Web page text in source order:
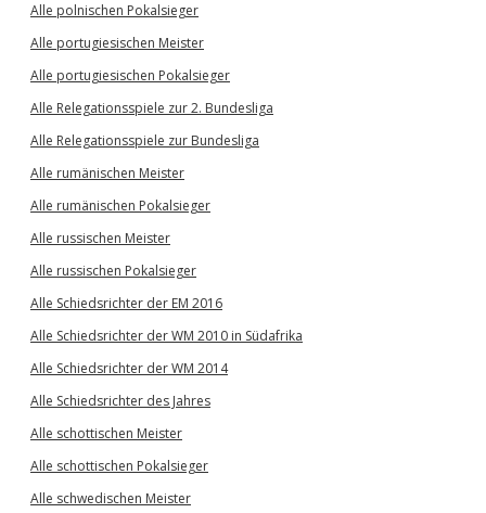
Alle polnischen Pokalsieger
Alle portugiesischen Meister
Alle portugiesischen Pokalsieger
Alle Relegationsspiele zur 2. Bundesliga
Alle Relegationsspiele zur Bundesliga
Alle rumänischen Meister
Alle rumänischen Pokalsieger
Alle russischen Meister
Alle russischen Pokalsieger
Alle Schiedsrichter der EM 2016
Alle Schiedsrichter der WM 2010 in Südafrika
Alle Schiedsrichter der WM 2014
Alle Schiedsrichter des Jahres
Alle schottischen Meister
Alle schottischen Pokalsieger
Alle schwedischen Meister